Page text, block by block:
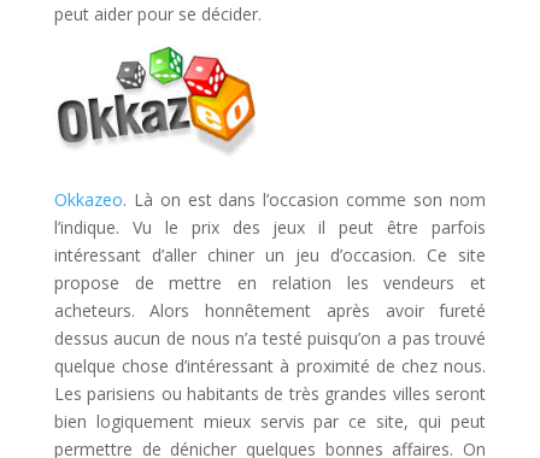
peut aider pour se décider.
Okkazeo. Là on est dans l’occasion comme son nom
l’indique. Vu le prix des jeux il peut être parfois
intéressant d’aller chiner un jeu d’occasion. Ce site
propose de mettre en relation les vendeurs et
acheteurs. Alors honnêtement après avoir fureté
dessus aucun de nous n’a testé puisqu’on a pas trouvé
quelque chose d’intéressant à proximité de chez nous.
Les parisiens ou habitants de très grandes villes seront
bien logiquement mieux servis par ce site, qui peut
permettre de dénicher quelques bonnes affaires. On